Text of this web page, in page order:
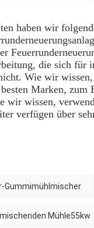
haben wir
die sich für
Wie wir
Marken,
wir wissen,
verfügen über
Gummimühlmischer
Mühle55kw